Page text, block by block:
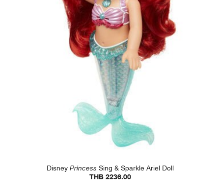
DisneyPrincess Sing & Sparkle Ariel Doll
THB 2236.00